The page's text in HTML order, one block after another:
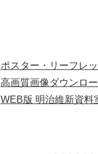
ポスター・リーフレッ
高画質画像ダウンロ
WEB版 明治維新資料